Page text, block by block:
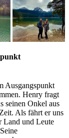
Ausgangspunkt
Henry fragt
seinen Onkel aus
Als fährt er uns
Land und Leute